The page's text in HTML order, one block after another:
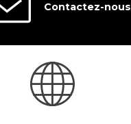
Contactez-nous